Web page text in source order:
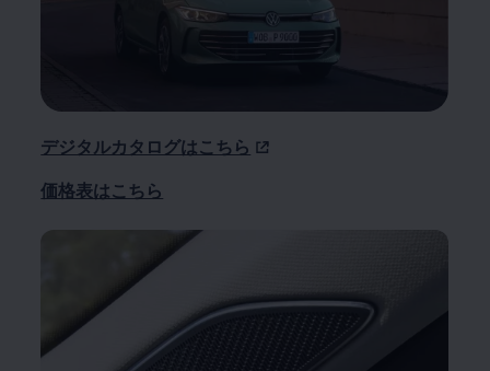
デジタルカタログはこちら
価格表はこちら